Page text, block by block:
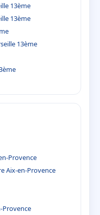
13ème
13ème
13ème
Provence
Aix-en-Provence
Provence